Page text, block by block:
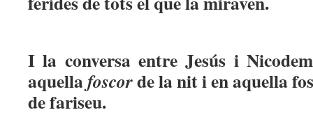
I la conversa entre Jesús i
aquellafoscorde la nit i en aquella
de fariseu.